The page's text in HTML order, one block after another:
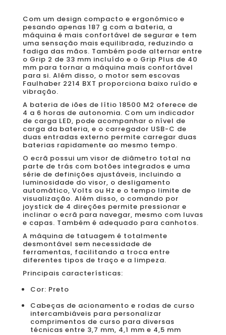
Com um design compacto e ergonómico e
pesando apenas 187 g com a bateria, a
máquina é mais confortável de segurar e tem
uma sensação mais equilibrada, reduzindo a
fadiga das mãos. Também pode alternar entre
o Grip 2 de 33 mm incluído e o Grip Plus de 40
mm para tornar a máquina mais confortável
para si. Além disso, o motor sem escovas
Faulhaber 2214 BXT proporciona baixo ruído e
vibração.
A bateria de iões de lítio 18500 M2 oferece de
4 a 6 horas de autonomia. Com um indicador
de carga LED, pode acompanhar o nível de
carga da bateria, e o carregador USB-C de
duas entradas externo permite carregar duas
baterias rapidamente ao mesmo tempo.
O ecrã possui um visor de diâmetro total na
parte de trás com botões integrados e uma
série de definições ajustáveis, incluindo a
luminosidade do visor, o desligamento
automático, Volts ou Hz e o tempo limite de
visualização. Além disso, o comando por
joystick de 4 direções permite pressionar e
inclinar o ecrã para navegar, mesmo com luvas
e capas. Também é adequado para canhotos.
A máquina de tatuagem é totalmente
desmontável sem necessidade de
ferramentas, facilitando a troca entre
diferentes tipos de traço e a limpeza.
Principais características:
Cor: Preto
Cabeças de acionamento e rodas de curso
intercambiáveis para personalizar
comprimentos de curso para diversas
técnicas entre 3,7 mm, 4,1 mm e 4,5 mm